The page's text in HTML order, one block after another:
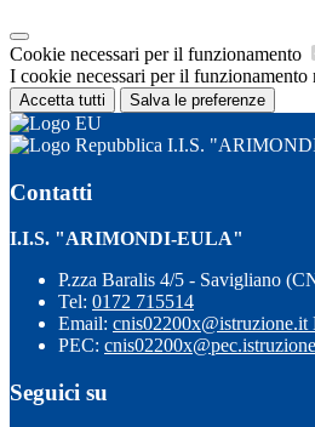
Cookie necessari per il funzionamento
I cookie necessari per il
Accetta tutti Salva le preferenze
I.I.S.
Contatti
I.I.S. "ARIMONDI-EULA"
P.zza Baralis 4/5 - Savigliano
Tel: 0172 715514
Email: cnis02200x@istruzione.it
PEC:
Seguici su